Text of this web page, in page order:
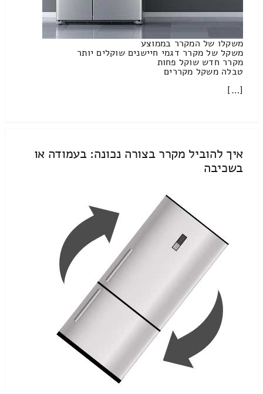
משקלו של המקרר בממוצע
משקל של מקרר דגמי חיישנים שוקלים יותר
מקרר חדש שוקל פחות
טבלה משקל מקררים
[…]
איך להוביל מקרר בצורה נכונה: בעמודה או
בשכיבה